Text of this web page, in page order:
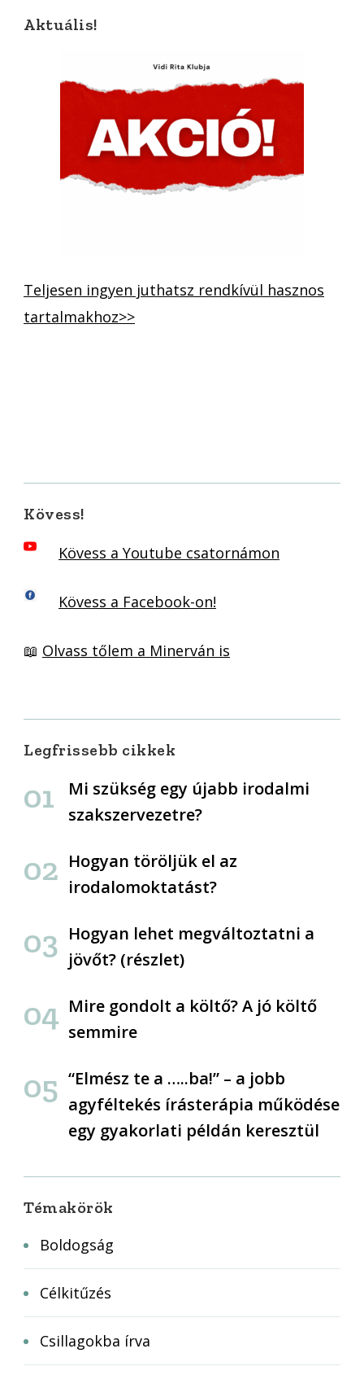
Aktuális!
Teljesen ingyen juthatsz rendkívül hasznos
tartalmakhoz>>
Kövess!
Kövess a Youtube csatornámon
Kövess a Facebook-on!
📖 Olvass tőlem a Minerván is
Legfrissebb cikkek
Mi szükség egy újabb irodalmi
szakszervezetre?
Hogyan töröljük el az
irodalomoktatást?
Hogyan lehet megváltoztatni a
jövőt? (részlet)
Mire gondolt a költő? A jó költő
semmire
“Elmész te a …..ba!” – a jobb
agyféltekés írásterápia működése
egy gyakorlati példán keresztül
Témakörök
Boldogság
Célkitűzés
Csillagokba írva